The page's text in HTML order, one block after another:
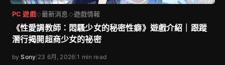
PC 遊戲◇最新消息 ◇遊戲情報
《性愛調教師：悶騷少女的秘密性癖》遊戲介紹｜跟蹤
潛行揭開超商少女的祕密
bySony 23 6月, 2026 |1 min read